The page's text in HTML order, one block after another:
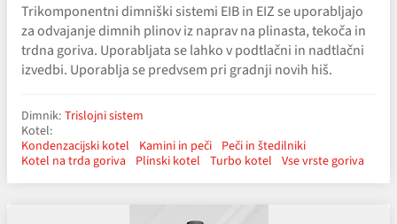
Trikomponentni dimniški sistemi EIB in EIZ se uporabljajo
za odvajanje dimnih plinov iz naprav na plinasta, tekoča in
trdna goriva. Uporabljata se lahko v podtlačni in nadtlačni
izvedbi. Uporablja se predvsem pri gradnji novih hiš.
Dimnik: Trislojni sistem
Kotel:
Kondenzacijski kotel
Kamini in peči Peči in štedilniki
Kotel na trda goriva
Plinski kotel Turbo kotel Vse vrste goriva